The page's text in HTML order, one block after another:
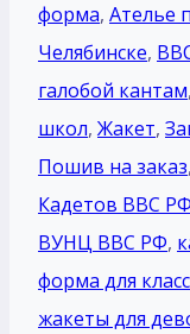
форма, Ателье
Челябинске,
галобой кантам,
школ, Жакет,
Пошив на заказ,
Кадетов ВВС РФ
ВУНЦ ВВС РФ,
форма для
жакеты для